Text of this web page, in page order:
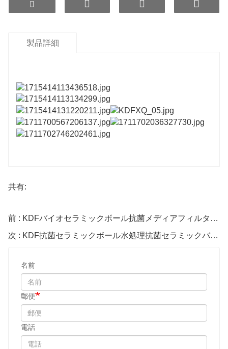
ク材料を複合した結晶セラミック粒子で構成されています。
形、温度管理に至るまで、厳格な仕様が定められています。
製品詳細
共有:
前 : KDFバイオセラミックボール抗菌メディアフィルターボール
次 : KDF抗菌セラミックボール水処理抗菌セラミックバイオメディアボール
名前
郵便
電話